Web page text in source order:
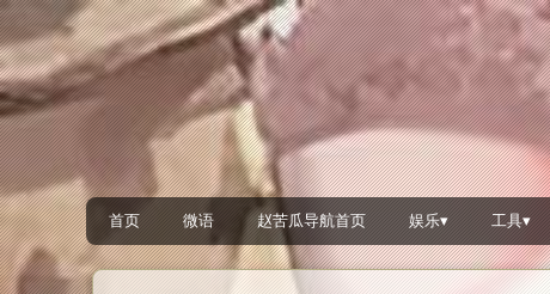
首页 微语 赵苦瓜导航首页 娱乐▾ 工具▾